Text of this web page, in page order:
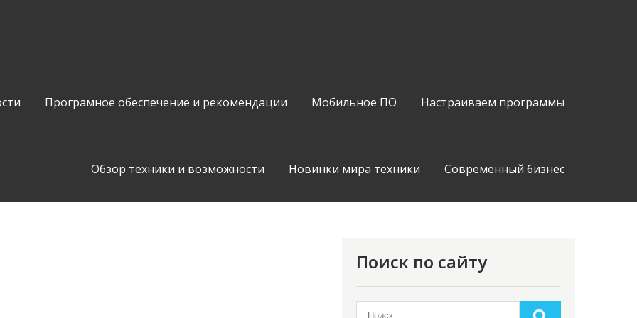
Програмное обеспечение и рекомендации Мобильное ПО Настраиваем программы
Обзор техники и возможности Новинки мира техники Современный бизнес
Поиск по сайту